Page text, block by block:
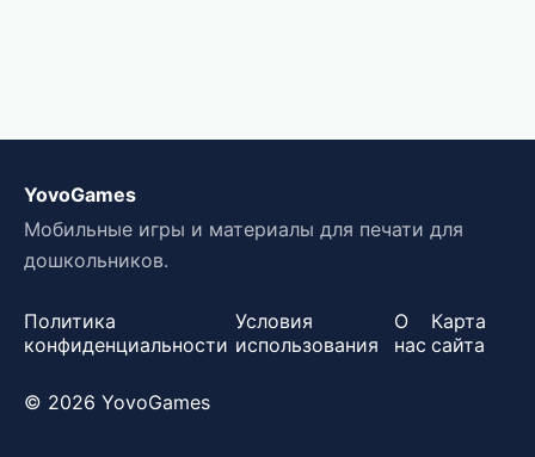
YovoGames
Мобильные игры и материалы для печати для
дошкольников.
Политика
конфиденциальности
Условия
использования
О
нас
Карта
сайта
© 2026 YovoGames